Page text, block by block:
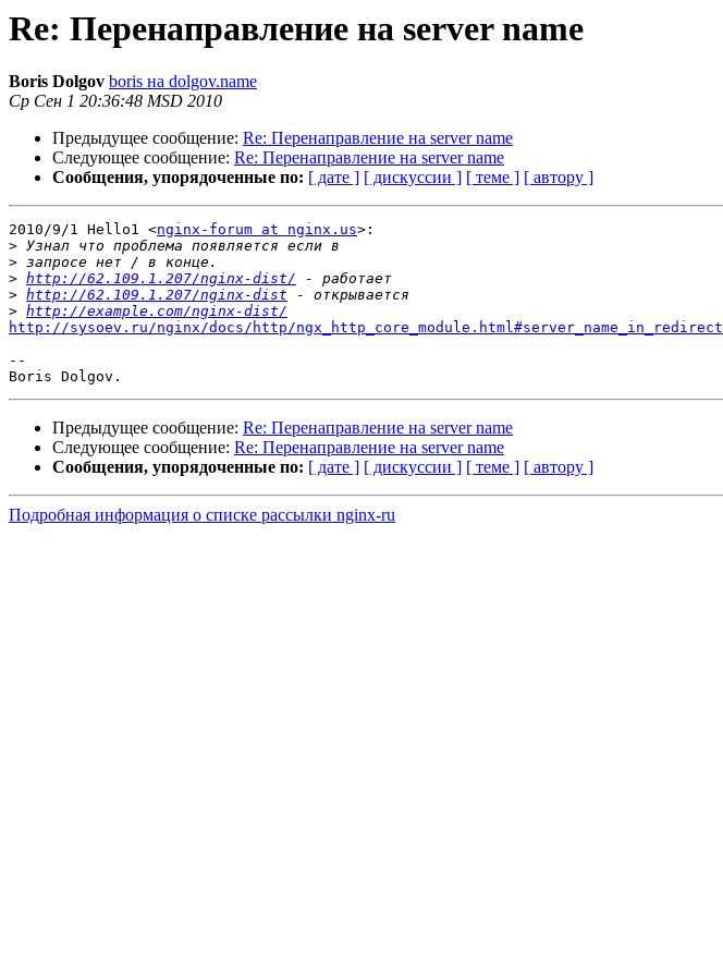
Re: Перенаправление на server name
Boris Dolgov boris на dolgov.name
Ср Сен 1 20:36:48 MSD 2010
Предыдущее сообщение: Re: Перенаправление на server name
Следующее сообщение: Re: Перенаправление на server name
Сообщения, упорядоченные по: [ дате ] [ дискуссии ] [ теме ] [ автору ]
2010/9/1 Hello1 <nginx-forum at nginx.us>:
>
>
> http://62.109.1.207/nginx-dist/
> http://62.109.1.207/nginx-dist
> http://example.com/nginx-dist/
http://sysoev.ru/nginx/docs/http/ngx_http_core_module.html#server_name_in_redirect
--
Предыдущее сообщение: Re: Перенаправление на server name
Следующее сообщение: Re: Перенаправление на server name
Сообщения, упорядоченные по: [ дате ] [ дискуссии ] [ теме ] [ автору ]
Подробная информация о списке рассылки nginx-ru